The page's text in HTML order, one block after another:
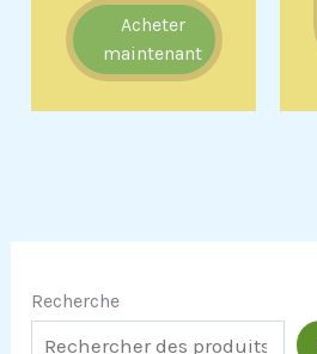
Recherche
Acheter
maintenant